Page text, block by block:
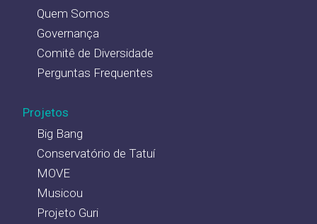
Quem Somos
Governança
Comitê de Diversidade
Perguntas Frequentes
Projetos
Big Bang
Conservatório de Tatuí
MOVE
Musicou
Projeto Guri